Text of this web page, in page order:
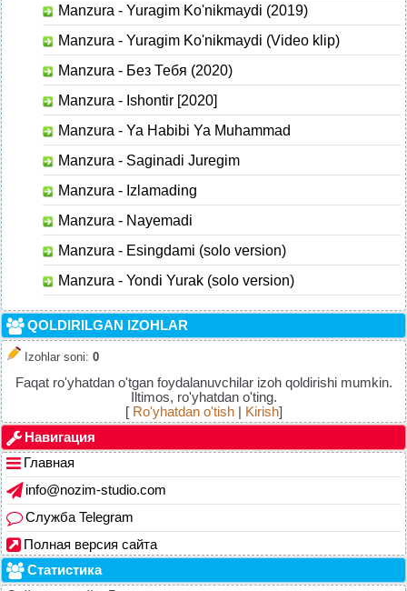
Manzura - Yuragim Ko'nikmaydi (2019)
Manzura - Yuragim Ko'nikmaydi (Video klip)
Manzura - Без Тебя (2020)
Manzura - Ishontir [2020]
Manzura - Ya Habibi Ya Muhammad
Manzura - Saginadi Juregim
Manzura - Izlamading
Manzura - Nayemadi
Manzura - Esingdami (solo version)
Manzura - Yondi Yurak (solo version)
QOLDIRILGAN IZOHLAR
Izohlar soni: 0
Faqat ro'yhatdan o'tgan foydalanuvchilar izoh qoldirishi mumkin.
Iltimos, ro'yhatdan o'ting.
[ Ro'yhatdan o'tish| Kirish]
Навигация
Главная
info@nozim-studio.com
Служба Telegram
Полная версия сайта
Статистика